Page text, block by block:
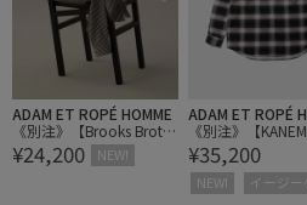
ADAM ET ROPÉ HOMME
《別注》【Brooks Broth
ers/ブルックス ブラザー
ズ】EX NOIR STRIPE BD
¥24,200 NEW!
ADAM ET ROPÉ
《別注》【
HIL. / カネマサ フ
28G Ombre
st Shirt
¥35,200
NEW! イージー